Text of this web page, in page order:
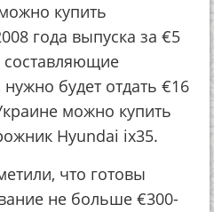
купить
года выпуска за €5
составляющие
будет отдать €16
можно купить
Hyundai ix35.
что готовы
не больше €300-